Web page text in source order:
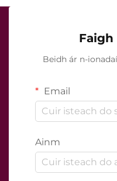
Beidh ár n-
Email
Ainm